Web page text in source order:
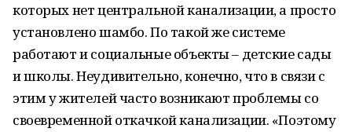
которых нет центральной канализации, а просто
установлено шамбо. По такой же системе
работают и социальные объекты – детские сады
и школы. Неудивительно, конечно, что в связи с
этим у жителей часто возникают проблемы со
своевременной откачкой канализации. «Поэтому